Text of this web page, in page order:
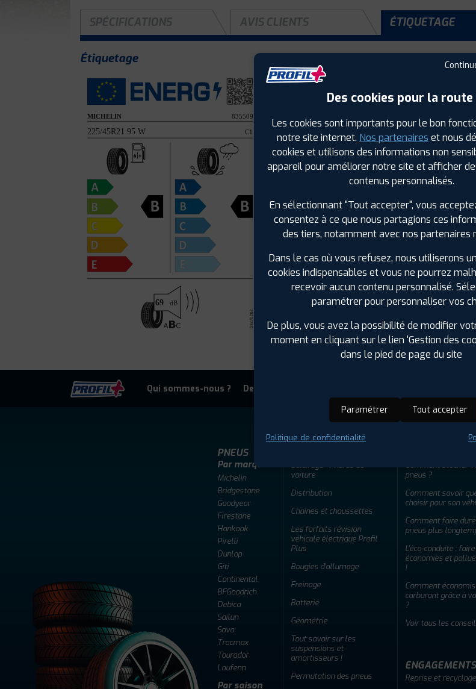
SPÉCIFICATIONS AVIS CLIENTS ÉTIQUETAGE
Étiquetage
Saison :Été
Non
Hauteur :45
Diamètre :21
Charge :95
Vitesse :W
Bruit de roulement externe :69
Adhérence sur sol mouillé :B
Code EAN :3528708355095
Qui sommes-nous ? Devenir adherent
PNEUS
Par marque
Michelin
Bridgestone
Goodyear
Firestone
Hankook
Pirelli
Dunlop
Giti
Continental
BFGoodrich
Debica
Sailun
Sava
Tracmax
Tourador
Laufenn
Par saison
Éclairage - Phares de
voiture
Distribution
Chaînes et chaussettes
Les forfaits révision
véhicule électrique Profil
Plus
Bougies d'allumage
Freinage
Batterie
Géométrie
Tout savoir sur les
suspensions et
amortisseurs !
Permutation des pneus
Comment stocker
pneus ?
Comment savoir
choisir pour son
Comment faire
pneus plus
L'éco-conduite :
économies et
!
Comment
carburant grâce à
?
Voir tous les
ENGAGEMENTS
Reprise et recyclage
Des cookies pour la route
Les cookies sont importants pour le bon
notre site internet. Nos partenaires et nous
cookies et utilisons des informations non
appareil pour améliorer notre site et afficher
contenus personnalisés.
En sélectionnant "Tout accepter", vous
consentez à ce que nous partagions ces
des tiers, notamment avec nos partenaires
Dans le cas où vous refusez, nous utiliserons
cookies indispensables et vous ne pourrez
recevoir aucun contenu personnalisé.
paramétrer pour personnaliser vos
De plus, vous avez la possibilité de modifier
moment en cliquant sur le lien 'Gestion des
dans le pied de page du site
Paramétrer Tout accepter
Politique de confidentialité